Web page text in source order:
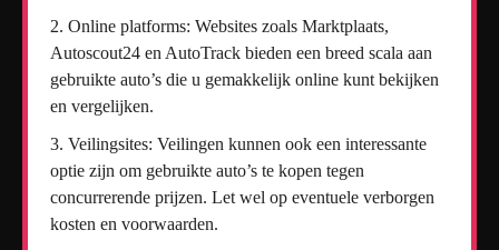
Online platforms: Websites zoals Marktplaats,
Autoscout24 en AutoTrack bieden een breed scala aan
gebruikte auto’s die u gemakkelijk online kunt bekijken
en vergelijken.
Veilingsites: Veilingen kunnen ook een interessante
optie zijn om gebruikte auto’s te kopen tegen
concurrerende prijzen. Let wel op eventuele verborgen
kosten en voorwaarden.